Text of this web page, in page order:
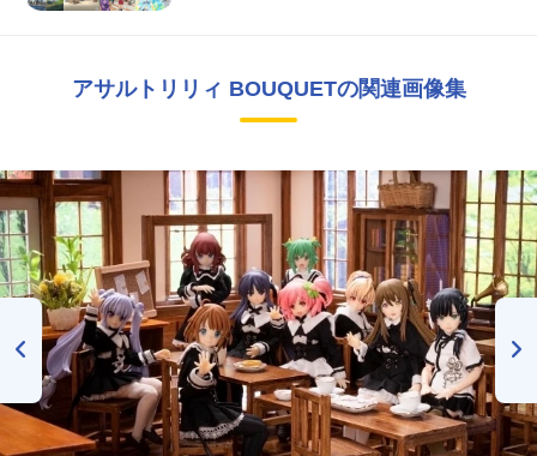
アサルトリリィ BOUQUETの関連画像集